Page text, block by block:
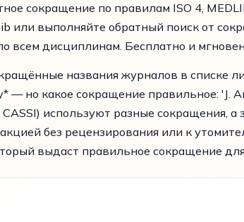
сокращение по правилам ISO 4,
или выполняйте обратный поиск от
всем дисциплинам. Бесплатно и
названия журналов в списке
но какое сокращение правильное: 'J.
используют разные сокращения, а
без рецензирования или к
выдаст правильное сокращение